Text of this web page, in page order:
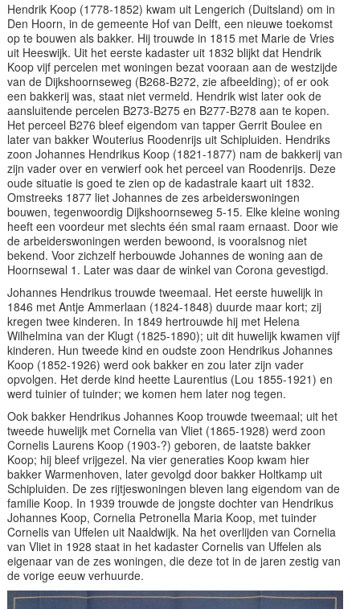
Hendrik Koop (1778-1852) kwam uit Lengerich (Duitsland) om in
Den Hoorn, in de gemeente Hof van Delft, een nieuwe toekomst
op te bouwen als bakker. Hij trouwde in 1815 met Marie de Vries
uit Heeswijk. Uit het eerste kadaster uit 1832 blijkt dat Hendrik
Koop vijf percelen met woningen bezat vooraan aan de westzijde
van de Dijkshoornseweg (B268-B272, zie afbeelding); of er ook
een bakkerij was, staat niet vermeld. Hendrik wist later ook de
aansluitende percelen B273-B275 en B277-B278 aan te kopen.
Het perceel B276 bleef eigendom van tapper Gerrit Boulee en
later van bakker Wouterius Roodenrijs uit Schipluiden. Hendriks
zoon Johannes Hendrikus Koop (1821-1877) nam de bakkerij van
zijn vader over en verwierf ook het perceel van Roodenrijs. Deze
oude situatie is goed te zien op de kadastrale kaart uit 1832.
Omstreeks 1877 liet Johannes de zes arbeiderswoningen
bouwen, tegenwoordig Dijkshoornseweg 5-15. Elke kleine woning
heeft een voordeur met slechts één smal raam ernaast. Door wie
de arbeiderswoningen werden bewoond, is vooralsnog niet
bekend. Voor zichzelf herbouwde Johannes de woning aan de
Hoornsewal 1. Later was daar de winkel van Corona gevestigd.
Johannes Hendrikus trouwde tweemaal. Het eerste huwelijk in
1846 met Antje Ammerlaan (1824-1848) duurde maar kort; zij
kregen twee kinderen. In 1849 hertrouwde hij met Helena
Wilhelmina van der Klugt (1825-1890); uit dit huwelijk kwamen vijf
kinderen. Hun tweede kind en oudste zoon Hendrikus Johannes
Koop (1852-1926) werd ook bakker en zou later zijn vader
opvolgen. Het derde kind heette Laurentius (Lou 1855-1921) en
werd tuinier of tuinder; we komen hem later nog tegen.
Ook bakker Hendrikus Johannes Koop trouwde tweemaal; uit het
tweede huwelijk met Cornelia van Vliet (1865-1928) werd zoon
Cornelis Laurens Koop (1903-?) geboren, de laatste bakker
Koop; hij bleef vrijgezel. Na vier generaties Koop kwam hier
bakker Warmenhoven, later gevolgd door bakker Holtkamp uit
Schipluiden. De zes rijtjeswoningen bleven lang eigendom van de
familie Koop. In 1939 trouwde de jongste dochter van Hendrikus
Johannes Koop, Cornelia Petronella Maria Koop, met tuinder
Cornelis van Uffelen uit Naaldwijk. Na het overlijden van Cornelia
van Vliet in 1928 staat in het kadaster Cornelis van Uffelen als
eigenaar van de zes woningen, die deze tot in de jaren zestig van
de vorige eeuw verhuurde.